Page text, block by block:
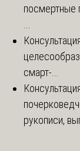
посмертные
...
смарт-...
рукописи,